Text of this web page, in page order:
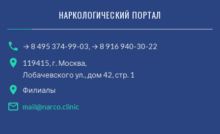
НАРКОЛОГИЧЕСКИЙ ПОРТАЛ
→ 8 495 374-99-03, → 8 916 940-30-22
119415, г. Москва,
Лобачевского ул., дом 42, стр. 1
Филиалы
mail@narco.clinic